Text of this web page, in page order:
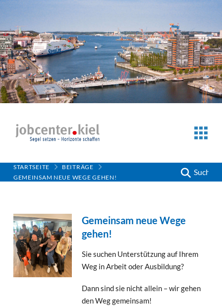
STARTSEITE
BEITRÄGE
GEMEINSAM NEUE WEGE GEHEN!
Suche
Gemeinsam neue Wege
gehen!
Sie suchen Unterstützung auf Ihrem
Weg in Arbeit oder Ausbildung?
Dann sind sie nicht allein – wir gehen
den Weg gemeinsam!